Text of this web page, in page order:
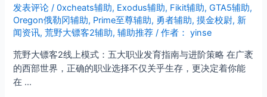
限
延
展
的
西
部
挑
战
|
荒
野
大
镖
发表评论 /0xcheats辅助, Exodus辅助, Fikit辅助,GTA5辅助,
Oregon俄勒冈辅助, Prime至尊辅助, 勇者辅助,摸金校尉, 新
闻资讯,荒野大镖客2辅助,辅助推荐 / 作者： yinse
荒野大镖客2线上模式：五大职业发育指南与进阶策略 在广袤
的西部世界，正确的职业选择不仅关乎生存，更决定着你能
在 …